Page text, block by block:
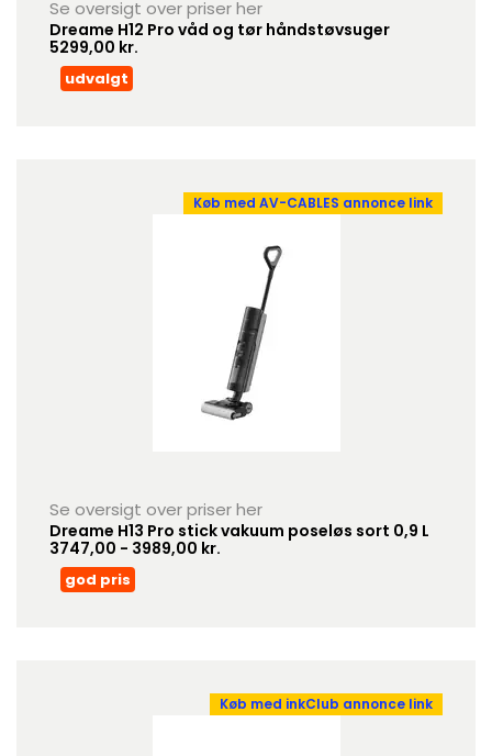
Se oversigt over priser her
Dreame H12 Pro våd og tør håndstøvsuger
5299,00 kr.
udvalgt
Køb med AV-CABLES annonce link
Se oversigt over priser her
Dreame H13 Pro stick vakuum poseløs sort 0,9 L
3747,00 - 3989,00 kr.
god pris
Køb med inkClub annonce link